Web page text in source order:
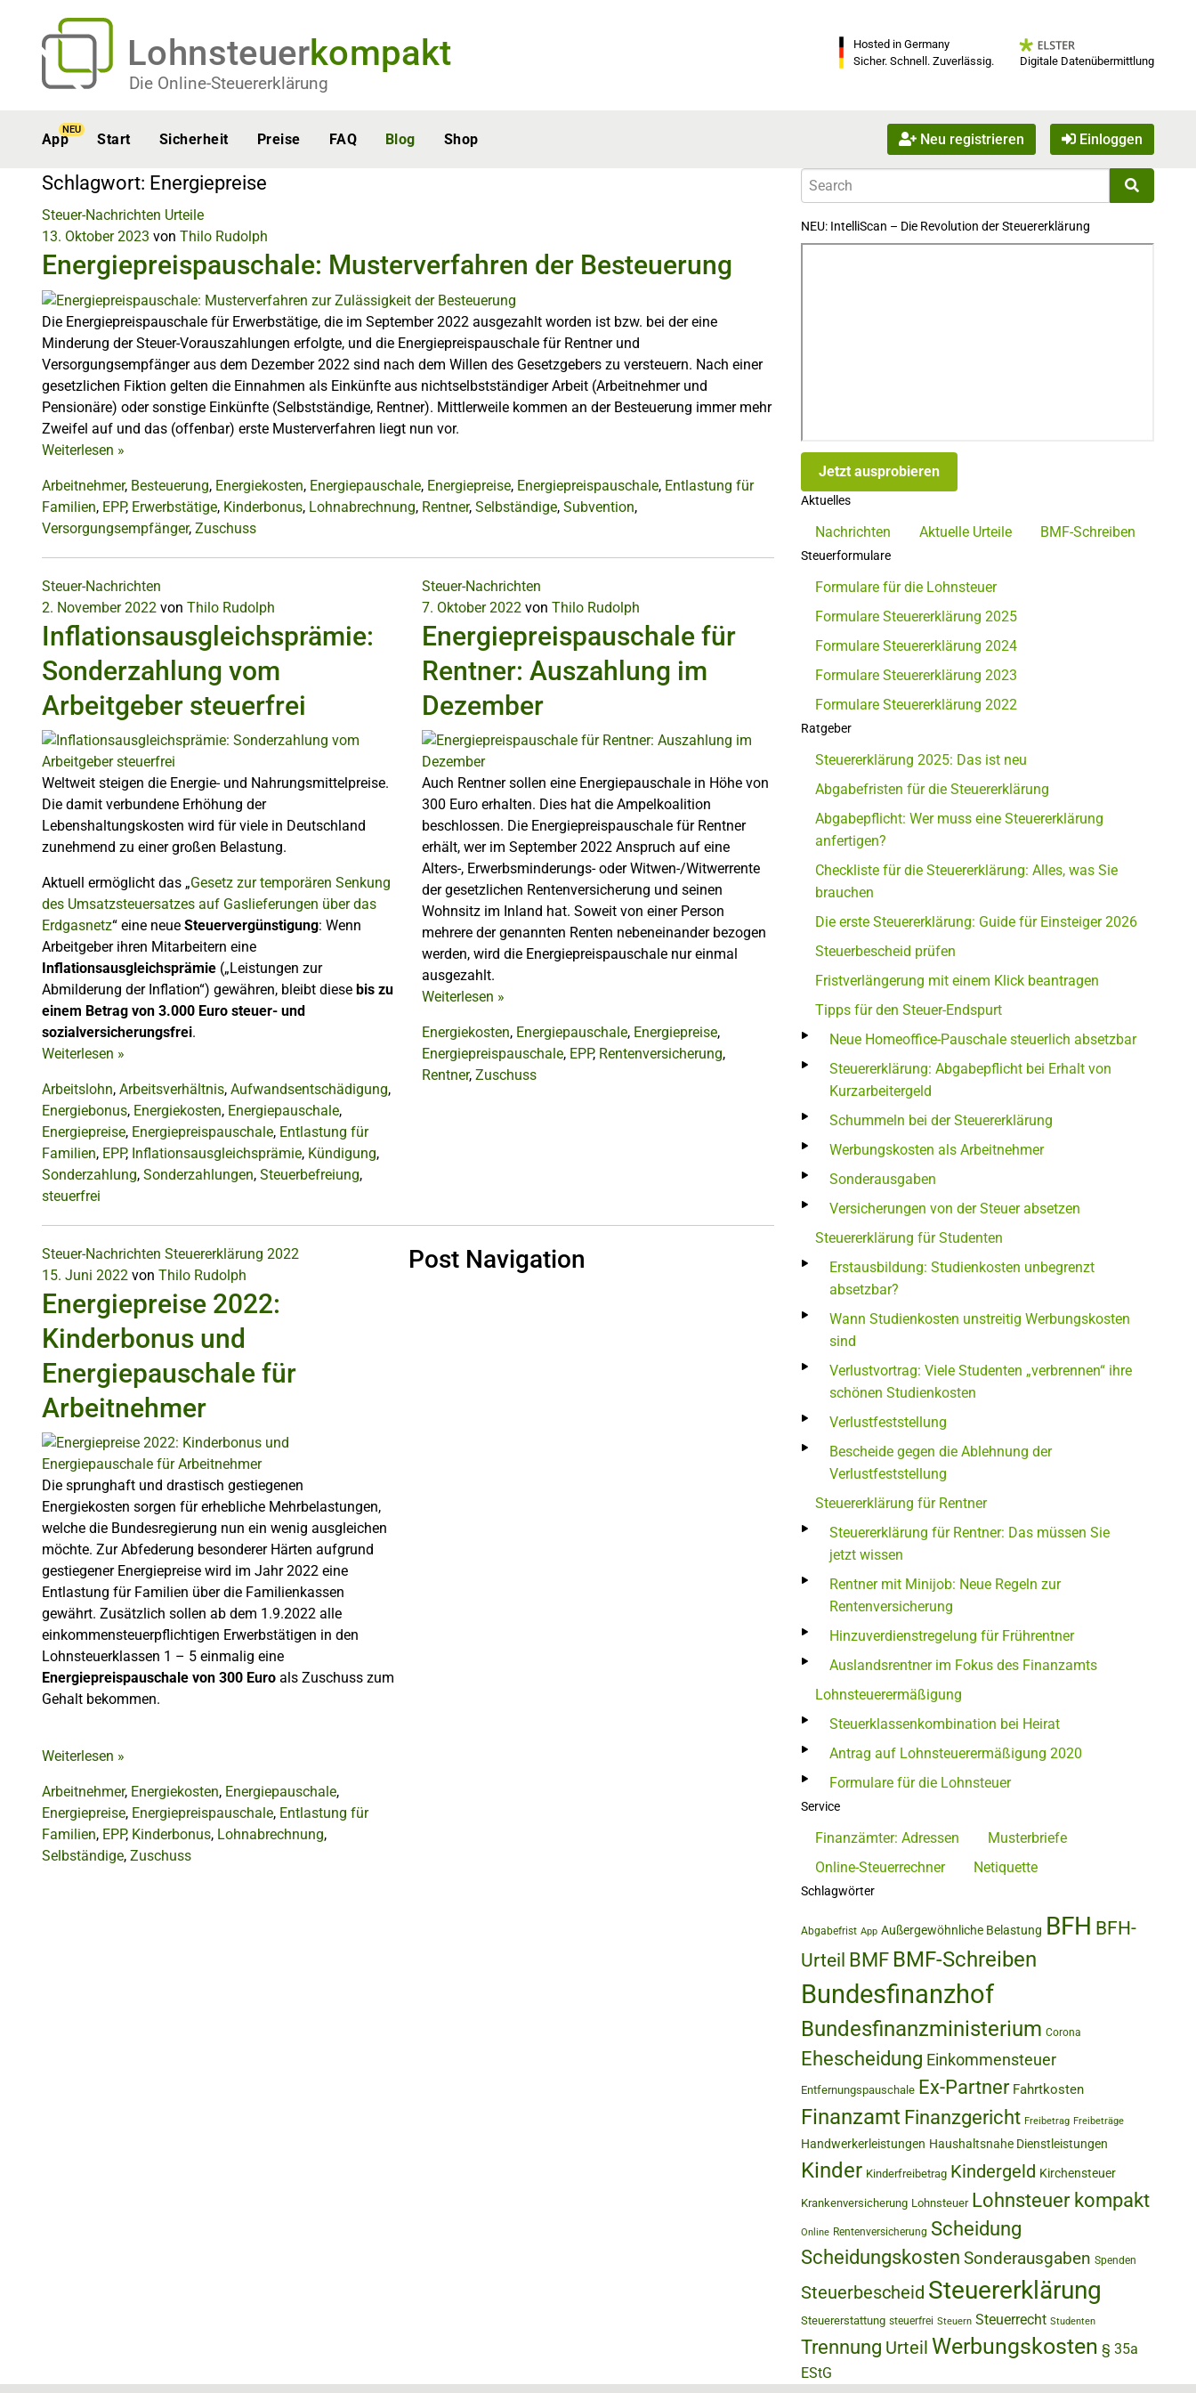
Lohnsteuerkompakt
Die Online-Steuererklärung
Hosted in Germany
Sicher. Schnell. Zuverlässig.
Digitale Datenübermittlung
App
NEU
Start Sicherheit Preise FAQ Blog Shop Neu registrieren Einloggen
Schlagwort: Energiepreise
Steuer-Nachrichten Urteile
13. Oktober 2023 von Thilo Rudolph
Energiepreispauschale: Musterverfahren der Besteuerung
Die Energiepreispauschale für Erwerbstätige, die im September 2022 ausgezahlt worden ist bzw. bei der eine
Minderung der Steuer-Vorauszahlungen erfolgte, und die Energiepreispauschale für Rentner und
Versorgungsempfänger aus dem Dezember 2022 sind nach dem Willen des Gesetzgebers zu versteuern. Nach einer
gesetzlichen Fiktion gelten die Einnahmen als Einkünfte aus nichtselbstständiger Arbeit (Arbeitnehmer und
Pensionäre) oder sonstige Einkünfte (Selbstständige, Rentner). Mittlerweile kommen an der Besteuerung immer mehr
Zweifel auf und das (offenbar) erste Musterverfahren liegt nun vor.
Weiterlesen »
Arbeitnehmer, Besteuerung, Energiekosten, Energiepauschale, Energiepreise, Energiepreispauschale, Entlastung für
Familien, EPP, Erwerbstätige, Kinderbonus, Lohnabrechnung, Rentner, Selbständige, Subvention,
Versorgungsempfänger, Zuschuss
Steuer-Nachrichten
2. November 2022 von Thilo Rudolph
Inflationsausgleichsprämie:
Sonderzahlung vom
Arbeitgeber steuerfrei
Weltweit steigen die Energie- und Nahrungsmittelpreise.
Die damit verbundene Erhöhung der
Lebenshaltungskosten wird für viele in Deutschland
zunehmend zu einer großen Belastung.
Aktuell ermöglicht das „Gesetz zur temporären Senkung
des Umsatzsteuersatzes auf Gaslieferungen über das
Erdgasnetz“ eine neue Steuervergünstigung: Wenn
Arbeitgeber ihren Mitarbeitern eine
Inflationsausgleichsprämie („Leistungen zur
Abmilderung der Inflation“) gewähren, bleibt diese bis zu
einem Betrag von 3.000 Euro steuer- und
sozialversicherungsfrei.
Weiterlesen »
Arbeitslohn, Arbeitsverhältnis, Aufwandsentschädigung,
Energiebonus, Energiekosten, Energiepauschale,
Energiepreise, Energiepreispauschale, Entlastung für
Familien, EPP, Inflationsausgleichsprämie, Kündigung,
Sonderzahlung, Sonderzahlungen, Steuerbefreiung,
steuerfrei
Steuer-Nachrichten
7. Oktober 2022 von Thilo Rudolph
Energiepreispauschale für
Rentner: Auszahlung im
Dezember
Auch Rentner sollen eine Energiepauschale in Höhe von
300 Euro erhalten. Dies hat die Ampelkoalition
beschlossen. Die Energiepreispauschale für Rentner
erhält, wer im September 2022 Anspruch auf eine
Alters-, Erwerbsminderungs- oder Witwen-/Witwerrente
der gesetzlichen Rentenversicherung und seinen
Wohnsitz im Inland hat. Soweit von einer Person
mehrere der genannten Renten nebeneinander bezogen
werden, wird die Energiepreispauschale nur einmal
ausgezahlt.
Weiterlesen »
Energiekosten, Energiepauschale, Energiepreise,
Energiepreispauschale, EPP, Rentenversicherung,
Rentner, Zuschuss
Steuer-Nachrichten Steuererklärung 2022
15. Juni 2022 von Thilo Rudolph
Energiepreise 2022:
Kinderbonus und
Energiepauschale für
Arbeitnehmer
Die sprunghaft und drastisch gestiegenen
Energiekosten sorgen für erhebliche Mehrbelastungen,
welche die Bundesregierung nun ein wenig ausgleichen
möchte. Zur Abfederung besonderer Härten aufgrund
gestiegener Energiepreise wird im Jahr 2022 eine
Entlastung für Familien über die Familienkassen
gewährt. Zusätzlich sollen ab dem 1.9.2022 alle
einkommensteuerpflichtigen Erwerbstätigen in den
Lohnsteuerklassen 1 – 5 einmalig eine
Energiepreispauschale von 300 Euro als Zuschuss zum
Gehalt bekommen.
Weiterlesen »
Arbeitnehmer, Energiekosten, Energiepauschale,
Energiepreise, Energiepreispauschale, Entlastung für
Familien, EPP, Kinderbonus, Lohnabrechnung,
Selbständige, Zuschuss
Post Navigation
NEU: IntelliScan – Die Revolution der Steuererklärung
Jetzt ausprobieren
Aktuelles
Nachrichten Aktuelle Urteile BMF-Schreiben
Steuerformulare
Formulare für die Lohnsteuer
Formulare Steuererklärung 2025
Formulare Steuererklärung 2024
Formulare Steuererklärung 2023
Formulare Steuererklärung 2022
Ratgeber
Steuererklärung 2025: Das ist neu
Abgabefristen für die Steuererklärung
Abgabepflicht: Wer muss eine Steuererklärung
anfertigen?
Checkliste für die Steuererklärung: Alles, was Sie
brauchen
Die erste Steuererklärung: Guide für Einsteiger 2026
Steuerbescheid prüfen
Fristverlängerung mit einem Klick beantragen
Tipps für den Steuer-Endspurt
Neue Homeoffice-Pauschale steuerlich absetzbar
Steuererklärung: Abgabepflicht bei Erhalt von
Kurzarbeitergeld
Schummeln bei der Steuererklärung
Werbungskosten als Arbeitnehmer
Sonderausgaben
Versicherungen von der Steuer absetzen
Steuererklärung für Studenten
Erstausbildung: Studienkosten unbegrenzt
absetzbar?
Wann Studienkosten unstreitig Werbungskosten
sind
Verlustvortrag: Viele Studenten „verbrennen“ ihre
schönen Studienkosten
Verlustfeststellung
Bescheide gegen die Ablehnung der
Verlustfeststellung
Steuererklärung für Rentner
Steuererklärung für Rentner: Das müssen Sie
jetzt wissen
Rentner mit Minijob: Neue Regeln zur
Rentenversicherung
Hinzuverdienstregelung für Frührentner
Auslandsrentner im Fokus des Finanzamts
Lohnsteuerermäßigung
Steuerklassenkombination bei Heirat
Antrag auf Lohnsteuerermäßigung 2020
Formulare für die Lohnsteuer
Service
Finanzämter: Adressen
Musterbriefe
Online-Steuerrechner
Netiquette
Schlagwörter
Abgabefrist App Außergewöhnliche Belastung BFH BFH-
Urteil BMF BMF-Schreiben
Bundesfinanzhof
Bundesfinanzministerium Corona
Ehescheidung Einkommensteuer
Entfernungspauschale Ex-Partner Fahrtkosten
Finanzamt Finanzgericht Freibetrag Freibeträge
Handwerkerleistungen Haushaltsnahe Dienstleistungen
Kinder Kinderfreibetrag Kindergeld Kirchensteuer
Krankenversicherung Lohnsteuer Lohnsteuer kompakt
Online Rentenversicherung Scheidung
Scheidungskosten Sonderausgaben Spenden
Steuerbescheid Steuererklärung
Steuererstattung steuerfrei Steuern Steuerrecht Studenten
Trennung Urteil Werbungskosten § 35a
EStG